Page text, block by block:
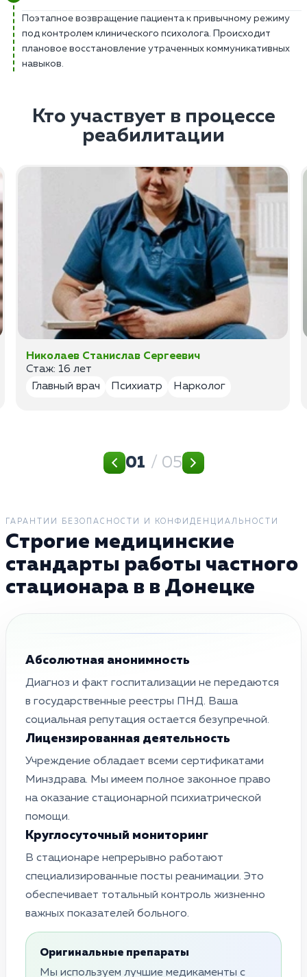
Поэтапное возвращение пациента к привычному режиму
под контролем клинического психолога. Происходит
плановое восстановление утраченных коммуникативных
навыков.
Кто участвует в процессе
реабилитации
Николаев Станислав Сергеевич
Стаж: 16 лет
Главный врач
Психиатр Нарколог
01 / 05
ГАРАНТИИ БЕЗОПАСНОСТИ И КОНФИДЕНЦИАЛЬНОСТИ
Строгие медицинские
стандарты работы частного
стационара в в Донецке
Абсолютная анонимность
Диагноз и факт госпитализации не передаются
в государственные реестры ПНД. Ваша
социальная репутация остается безупречной.
Лицензированная деятельность
Учреждение обладает всеми сертификатами
Минздрава. Мы имеем полное законное право
на оказание стационарной психиатрической
помощи.
Круглосуточный мониторинг
В стационаре непрерывно работают
специализированные посты реанимации. Это
обеспечивает тотальный контроль жизненно
важных показателей больного.
Оригинальные препараты
Мы используем лучшие медикаменты с